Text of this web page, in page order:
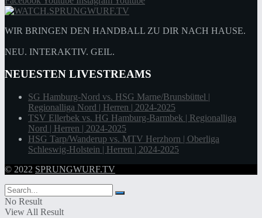
WIR BRINGEN DEN HANDBALL ZU DIR NACH HAUSE.
NEU. INTERAKTIV. GEIL.
NEUESTEN LIVESTREAMS
SG Hamburg-Nord vs. HSG Marne/Brunsbüttel |
Regionalliga Nord | Herren | 2024-2025
TSV Ellerbek vs. HG Hamburg-Barmbek | Regionalliga
Nord | Herren | 2024-2025
HSG Tarp/Wanderup vs. MTV Herzhorn | Oberliga
Schleswig-Holstein | Herren | 2024-2025
© 2022 SPRUNGWURF.TV
No Result
View All Result